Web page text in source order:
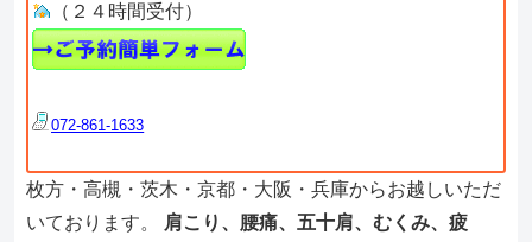
（２４時間受付）
072-861-1633
枚方・高槻・茨木・京都・大阪・兵庫からお越しいただ
いております。
肩こり、腰痛、五十肩、むくみ、疲